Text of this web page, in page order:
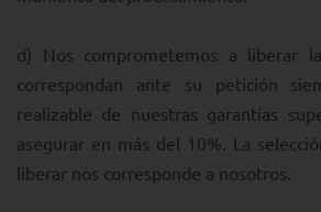
d) Nos comprometemos a liberar
correspondan ante su petición
realizable de nuestras garantías
asegurar en más del 10%. La
liberar nos corresponde a nosotros.